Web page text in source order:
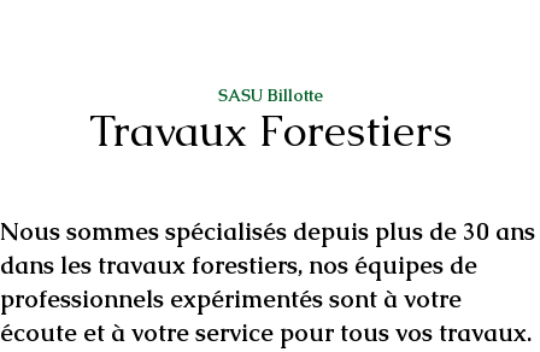
SASU Billotte
Travaux Forestiers
Nous sommes spécialisés depuis plus de 30 ans
dans les travaux forestiers, nos équipes de
professionnels expérimentés sont à votre
écoute et à votre service pour tous vos travaux.